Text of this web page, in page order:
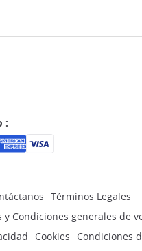
:
Términos Legales
y Condiciones generales de
Cookies
Condiciones